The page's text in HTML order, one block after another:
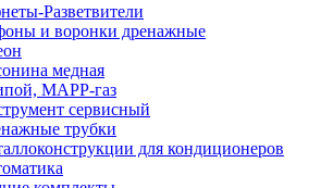
Разветвители
и воронки дренажные
медная
МАРР-газ
сервисный
трубки
для кондиционеров